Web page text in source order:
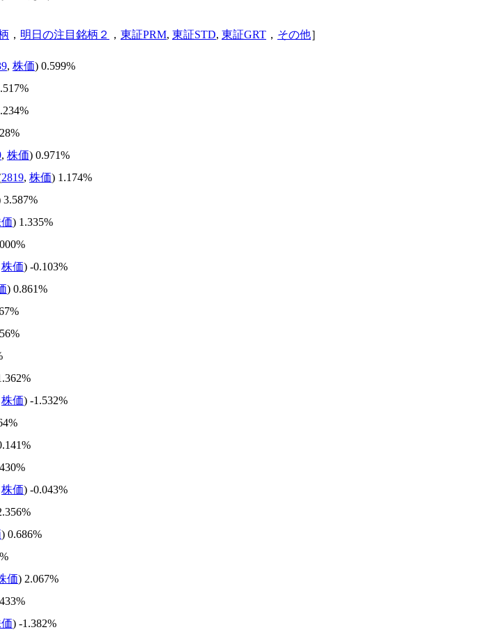
， 明日の注目銘柄２ ， 東証PRM, 東証STD, 東証GRT ， その他］
, 株価) 0.599%
, 株価) 0.971%
2819, 株価) 1.174%
3.587%
) 1.335%
株価) -0.103%
) 0.861%
株価) -1.532%
株価) -0.043%
) 0.686%
価) 2.067%
) -1.382%